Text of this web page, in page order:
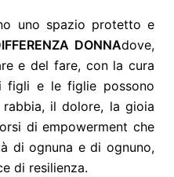
uno spazio protetto e
DONNAdove,
e del fare, con la cura
figli e le figlie possono
rabbia, il dolore, la gioia
di empowerment che
di ognuna e di ognuno,
di resilienza.